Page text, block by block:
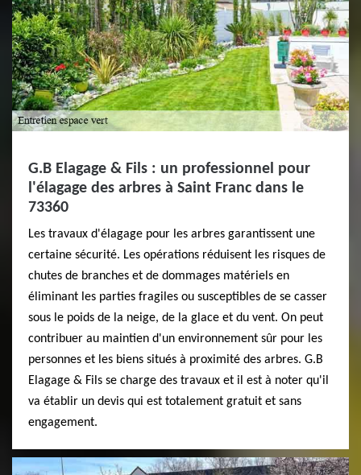
G.B Elagage & Fils : un professionnel pour
l'élagage des arbres à Saint Franc dans le
73360
Les travaux d'élagage pour les arbres garantissent une
certaine sécurité. Les opérations réduisent les risques de
chutes de branches et de dommages matériels en
éliminant les parties fragiles ou susceptibles de se casser
sous le poids de la neige, de la glace et du vent. On peut
contribuer au maintien d'un environnement sûr pour les
personnes et les biens situés à proximité des arbres. G.B
Elagage & Fils se charge des travaux et il est à noter qu'il
va établir un devis qui est totalement gratuit et sans
engagement.